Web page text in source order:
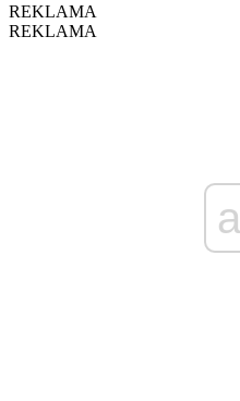
REKLAMA
REKLAMA